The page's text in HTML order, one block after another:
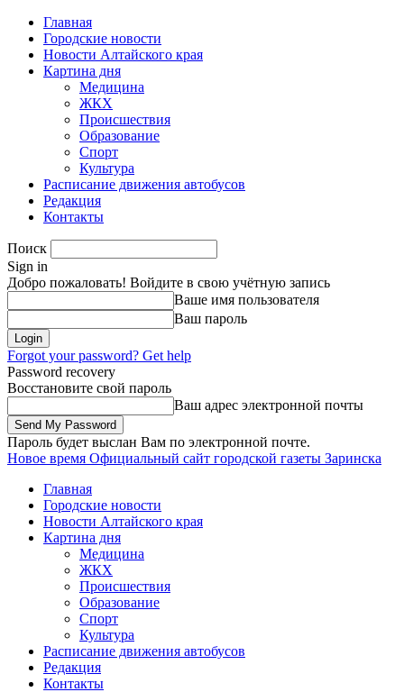
Главная
Городские новости
Новости Алтайского края
Картина дня
Медицина
ЖКХ
Происшествия
Образование
Спорт
Культура
Расписание движения автобусов
Редакция
Контакты
Поиск
Sign in
Добро пожаловать! Войдите в свою учётную запись
Ваше имя пользователя
Ваш пароль
Forgot your password? Get help
Password recovery
Восстановите свой пароль
Ваш адрес электронной почты
Пароль будет выслан Вам по электронной почте.
Новое время Официальный сайт городской газеты Заринска
Главная
Городские новости
Новости Алтайского края
Картина дня
Медицина
ЖКХ
Происшествия
Образование
Спорт
Культура
Расписание движения автобусов
Редакция
Контакты